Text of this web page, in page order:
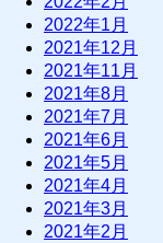
2022年1月
2021年12月
2021年11月
2021年8月
2021年7月
2021年6月
2021年5月
2021年4月
2021年3月
2021年2月